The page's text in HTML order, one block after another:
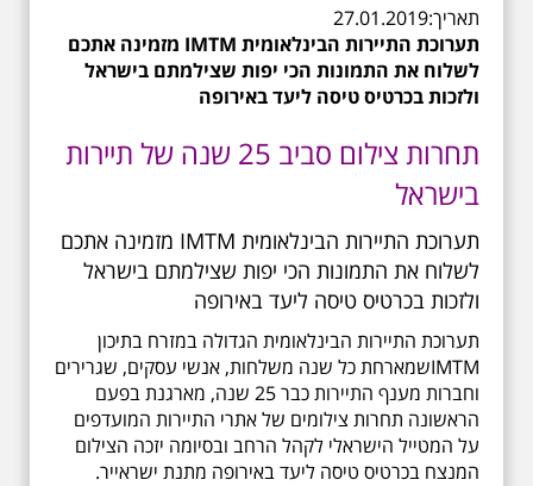
תאריך:27.01.2019
תערוכת התיירות הבינלאומית IMTM מזמינה אתכם
לשלוח את התמונות הכי יפות שצילמתם בישראל
ולזכות בכרטיס טיסה ליעד באירופה
תחרות צילום סביב 25 שנה של תיירות
בישראל
תערוכת התיירות הבינלאומית IMTM מזמינה אתכם
לשלוח את התמונות הכי יפות שצילמתם בישראל
ולזכות בכרטיס טיסה ליעד באירופה
תערוכת התיירות הבינלאומית הגדולה במזרח בתיכון
IMTMשמארחת כל שנה משלחות, אנשי עסקים, שגרירים
וחברות מענף התיירות כבר 25 שנה, מארגנת בפעם
הראשונה תחרות צילומים של אתרי התיירות המועדפים
על המטייל הישראלי לקהל הרחב ובסיומה יזכה הצילום
המנצח בכרטיס טיסה ליעד באירופה מתנת ישראייר.